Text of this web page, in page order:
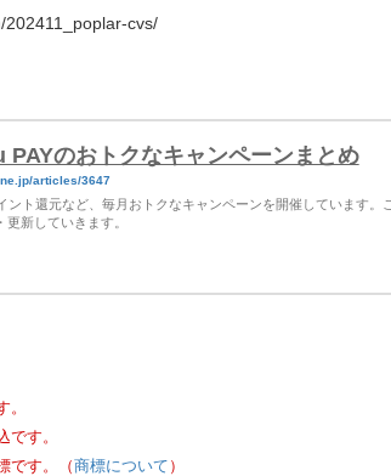
cvs/
PAYのおトクなキャンペーンまとめ
articles/3647
ント還元など、毎月おトクなキャンペーンを開催しています
新していきます。
。
です。
です。（商標について ）